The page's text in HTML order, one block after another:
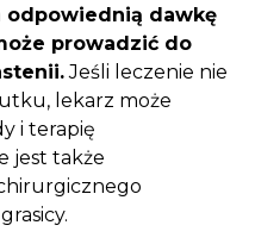
odpowiednią dawkę
prowadzić do
Jeśli leczenie nie
lekarz może
i terapię
jest także